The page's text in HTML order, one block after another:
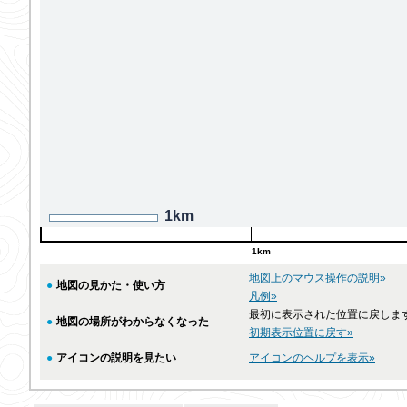
1km
1km
● 地図の見かた・使い方
地図上のマウス操作の説明»
凡例»
● 地図の場所がわからなくなった
最初に表示された位置に戻しま
初期表示位置に戻す»
● アイコンの説明を見たい アイコンのヘルプを表示»